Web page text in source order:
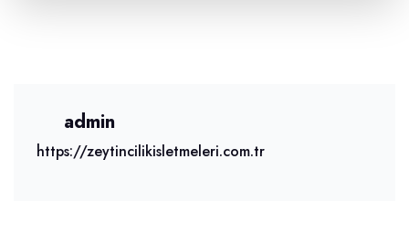
admin
https://zeytincilikisletmeleri.com.tr